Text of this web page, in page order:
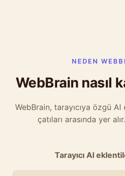
NEDEN
WebBrain nasıl
WebBrain, tarayıcıya özgü
çatıları arasında yer
Tarayıcı AI